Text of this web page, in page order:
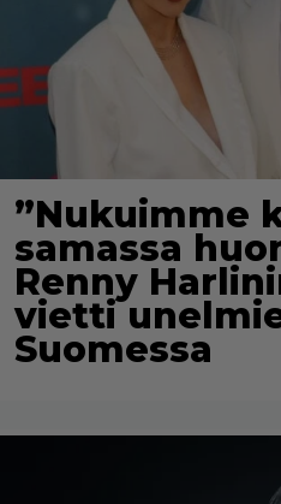
”Nukuimme
samassa
Renny
vietti
Suomessa